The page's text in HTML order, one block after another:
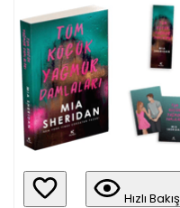
Hızlı Bakış